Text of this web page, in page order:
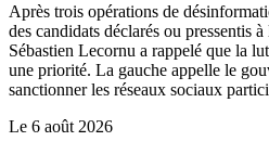
Après trois opérations de
des candidats déclarés ou pressentis
Sébastien Lecornu a rappelé que la
une priorité. La gauche appelle le
sanctionner les réseaux sociaux
Le 6 août 2026